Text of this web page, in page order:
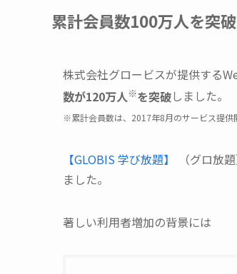
累計会員数100万人を突
株式会社グロービスが提供する
数が120万人※を突破しました。
※累計会員数は、2017年8月のサービス提供
【GLOBIS 学び放題】 （グロ放
ました。
著しい利用者増加の背景には